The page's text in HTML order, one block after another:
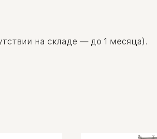
на складе — до 1 месяца).